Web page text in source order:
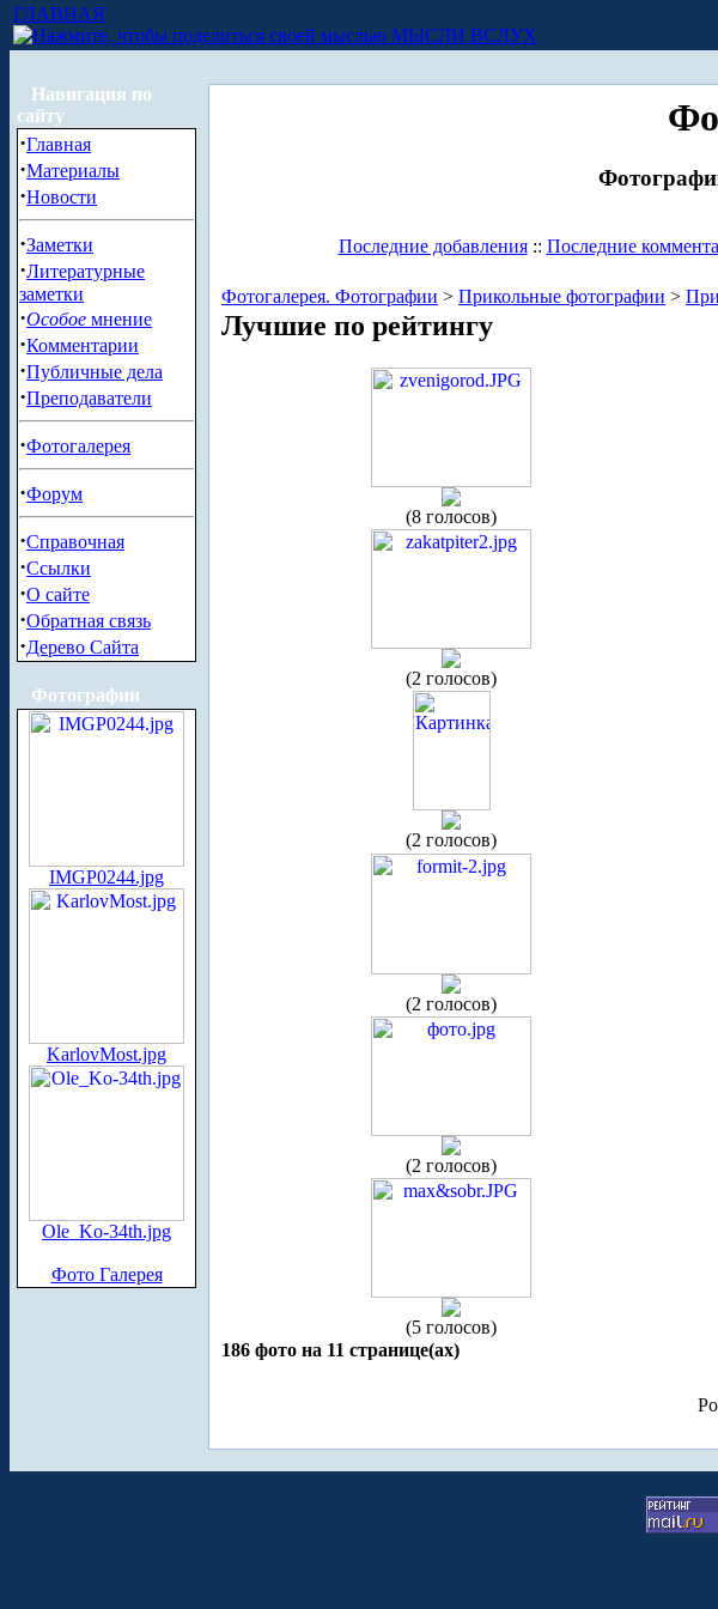
ГЛАВНАЯ
МЫСЛИ ВСЛУХ
Навигация по
сайту
·Главная
·Материалы
·Новости
·Заметки
·Литературные
заметки
·Особое мнение
·Комментарии
·Публичные дела
·Преподаватели
·Фотогалерея
·Форум
·Справочная
·Ссылки
·О сайте
·Обратная связь
·Дерево Сайта
Фотографии
IMGP0244.jpg
KarlovMost.jpg
Ole_Ko-34th.jpg
Фото Галерея
Последние добавления:: Последние
Фотогалерея. Фотографии > Прикольные фотографии >
Лучшие по рейтингу
(8 голосов)
(2 голосов)
(2 голосов)
(2 голосов)
(2 голосов)
(5 голосов)
186 фото на 11 странице(ах)